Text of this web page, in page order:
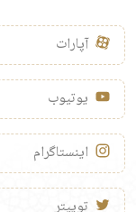
آپارات
یوتیوب
اینستاگرام